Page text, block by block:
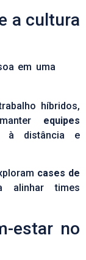
a cultura
híbridos,
equipes
à distância e
cases de
alinhar times
estar no